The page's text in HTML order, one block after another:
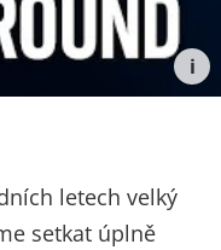
letech velký
setkat úplně